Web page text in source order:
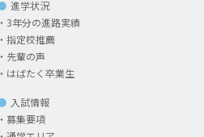
進学状況
3年分の進路実績
指定校推薦
先輩の声
はばたく卒業生
入試情報
募集要項